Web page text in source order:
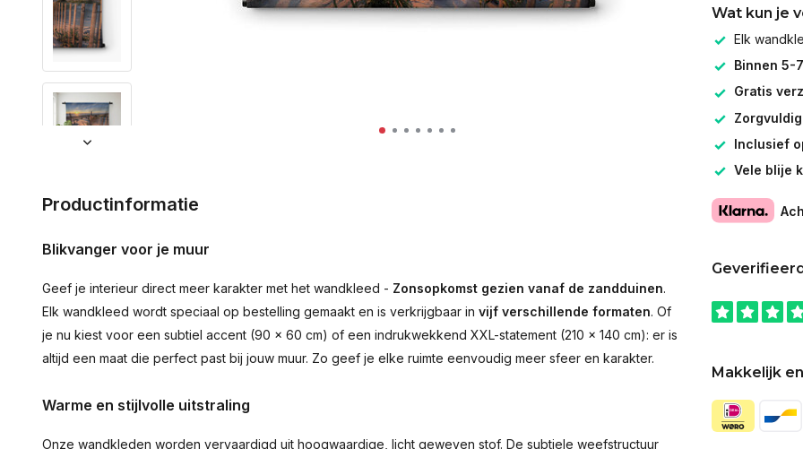
Productinformatie
Blikvanger voor je muur
Geef je interieur direct meer karakter met het wandkleed - Zonsopkomst gezien vanaf de zandduinen.
Elk wandkleed wordt speciaal op bestelling gemaakt en is verkrijgbaar in vijf verschillende formaten. Of
je nu kiest voor een subtiel accent (90 × 60 cm) of een indrukwekkend XXL-statement (210 × 140 cm): er is
altijd een maat die perfect past bij jouw muur. Zo geef je elke ruimte eenvoudig meer sfeer en karakter.
Warme en stijlvolle uitstraling
Onze wandkleden worden vervaardigd uit hoogwaardige, licht geweven stof. De subtiele weefstructuur
Wat kun je
Elk
Binnen 5-
Gratis
Inclusief
Vele blije
Makkelijk